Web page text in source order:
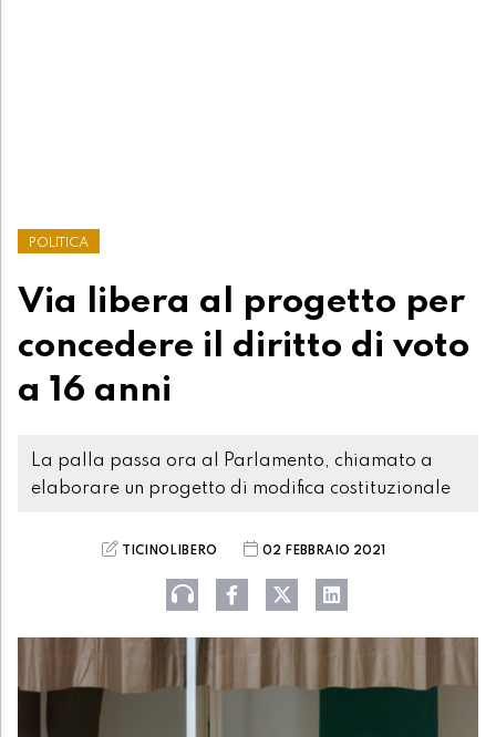
POLITICA
Via libera al progetto per
concedere il diritto di voto
a 16 anni
La palla passa ora al Parlamento, chiamato a
elaborare un progetto di modifica costituzionale
TICINOLIBERO 02 FEBBRAIO 2021